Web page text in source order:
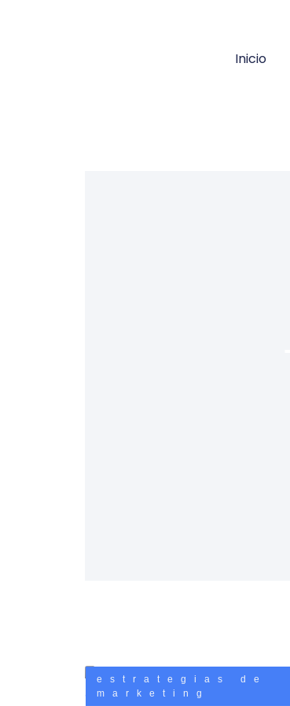
Inicio
estrategias de
marketing